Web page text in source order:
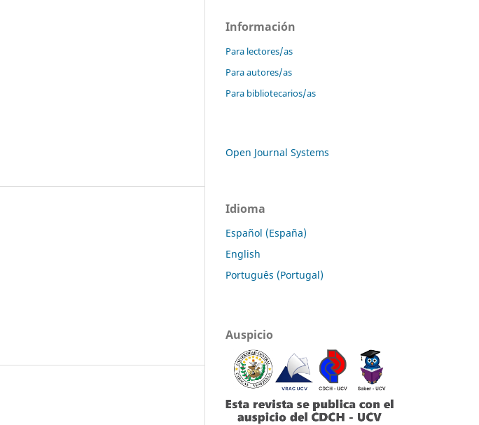
Información
Para lectores/as
Para autores/as
Para bibliotecarios/as
Open Journal Systems
Idioma
Español (España)
English
Português (Portugal)
Auspicio